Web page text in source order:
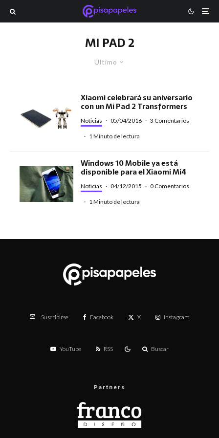
MI PAD 2
Último
Xiaomi celebrará su aniversario
con un Mi Pad 2 Transformers
Noticias · 05/04/2016 · 3 Comentarios
· 1 Minuto de lectura
Windows 10 Mobile ya está
disponible para el Xiaomi Mi4
Noticias · 04/12/2015 · 0 Comentarios
· 1 Minuto de lectura
Suscribirse Facebook X Instagram
YouTube RSS Buscar
Partners